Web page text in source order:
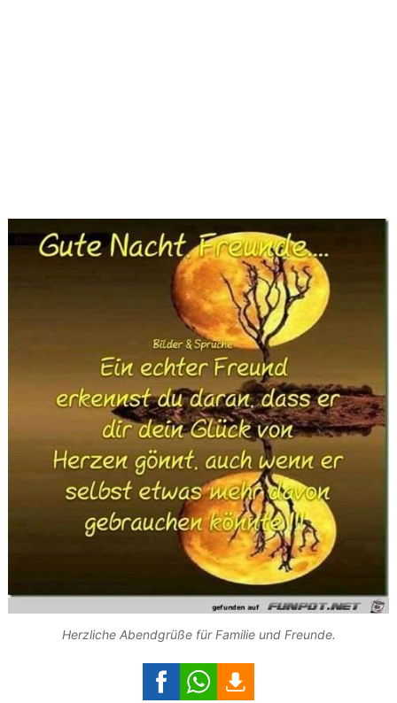
Herzliche Abendgrüße für Familie und Freunde.